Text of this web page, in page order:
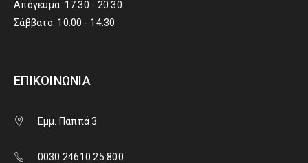
Απόγευμα: 17.30 - 20.30
Σάββατο: 10.00 - 14.30
ΕΠΙΚΟΙΝΩΝΊΑ
Εμμ. Παππά 3
0030 24610 25 800